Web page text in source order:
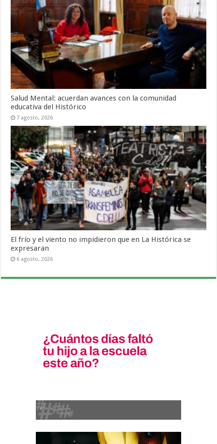
Salud Mental: acuerdan avances con la comunidad
educativa del Histórico
7 agosto, 2026
El frío y el viento no impidieron que en La Histórica se
expresaran
6 agosto, 2026